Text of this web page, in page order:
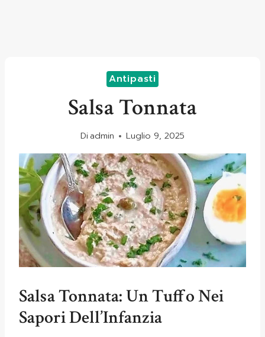
Antipasti
Salsa Tonnata
Diadmin Luglio 9, 2025
Salsa Tonnata: Un Tuffo Nei
Sapori Dell’Infanzia